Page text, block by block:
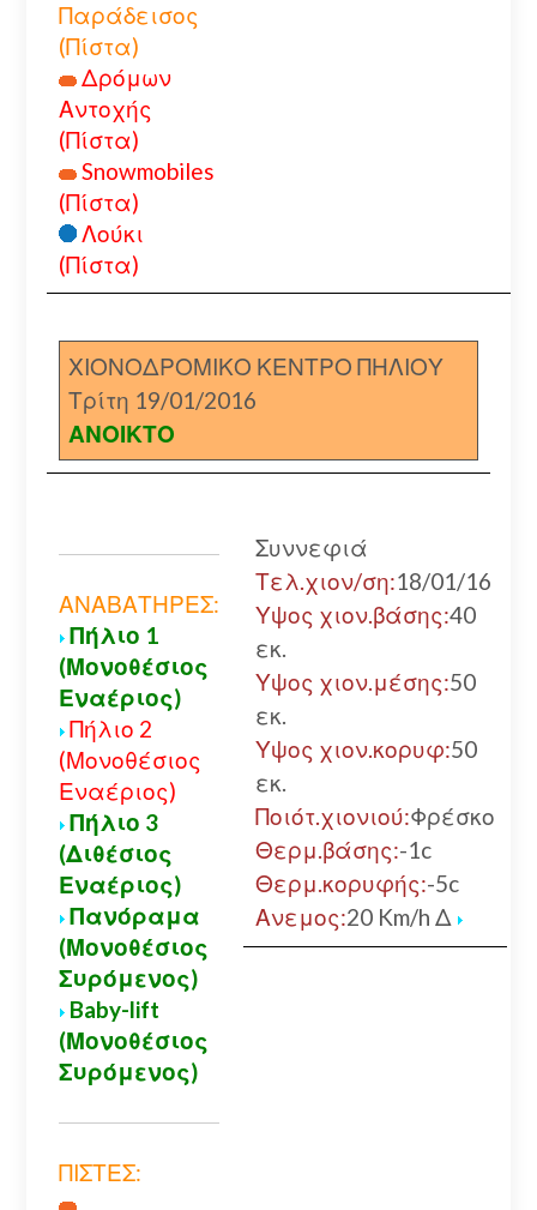
Παράδεισος
(Πίστα)
Δρόμων
Αντοχής
(Πίστα)
Snowmobiles
(Πίστα)
Λούκι
(Πίστα)
ΧΙΟΝΟΔΡΟΜΙΚΟ ΚΕΝΤΡΟ ΠΗΛΙΟΥ
Τρίτη 19/01/2016
ΑΝΟΙΚΤΟ
ΑΝΑΒΑΤΗΡΕΣ:
Πήλιο 1
(Μονοθέσιος
Εναέριος)
Πήλιο 2
(Μονοθέσιος
Εναέριος)
Πήλιο 3
(Διθέσιος
Εναέριος)
Πανόραμα
(Μονοθέσιος
Συρόμενος)
Baby-lift
(Μονοθέσιος
Συρόμενος)
ΠΙΣΤΕΣ:
Συννεφιά
Τελ.χιον/ση:18/01/16
Υψος χιον.βάσης:40
εκ.
Υψος χιον.μέσης:50
εκ.
Υψος χιον.κορυφ:50
εκ.
Ποιότ.χιονιού:Φρέσκο
Θερμ.βάσης:-1c
Θερμ.κορυφής:-5c
Ανεμος:20 Km/h Δ